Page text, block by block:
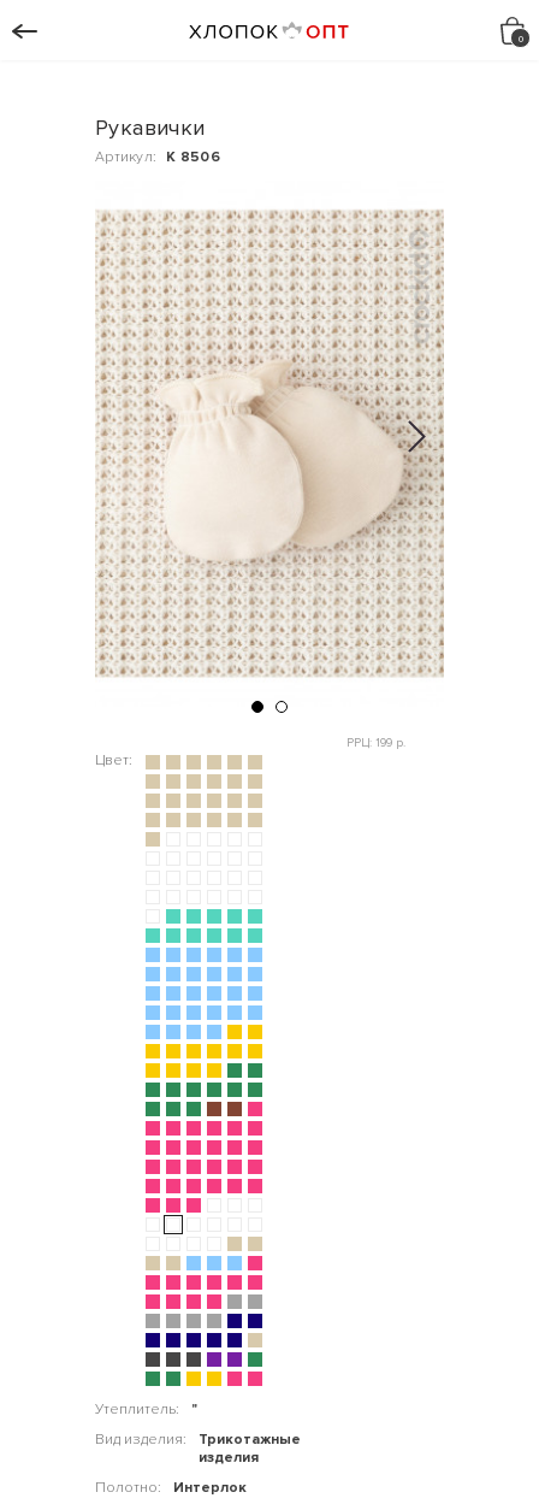
Рукавички
Артикул: К 8506
Цвет:
Утеплитель:
"
Вид изделия:
Трикотажные
изделия
Полотно:
Интерлок
РРЦ: 199 р.